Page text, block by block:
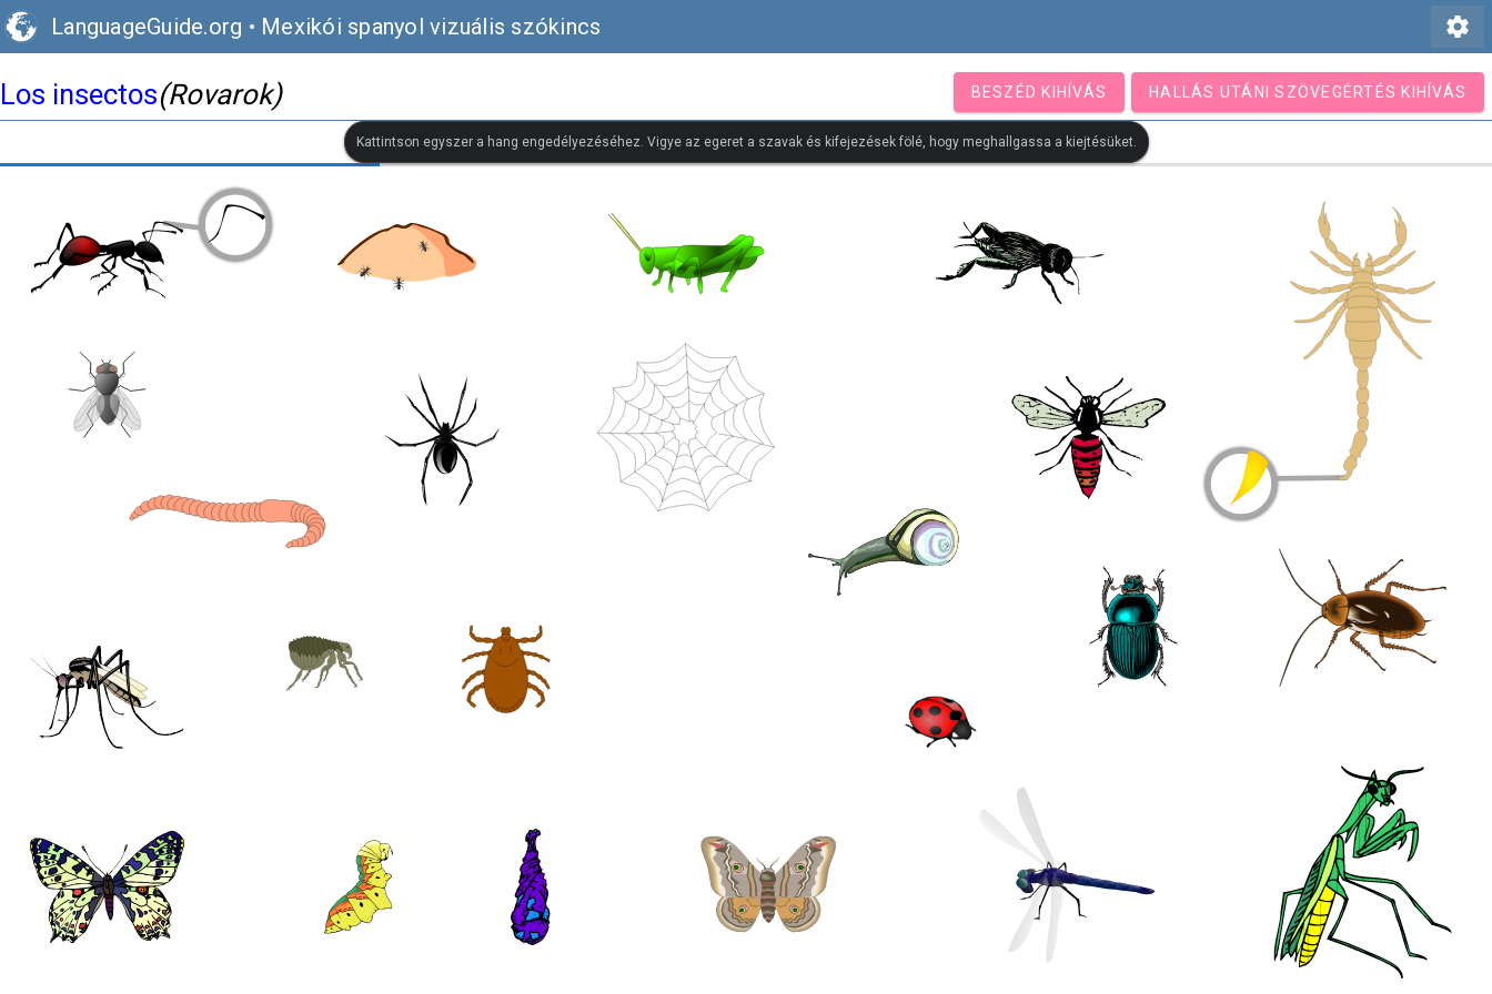
LanguageGuide.org • Mexikói spanyol vizuális szókincs settings
Los insectos(Rovarok) BESZÉD KIHÍVÁS HALLÁS UTÁNI SZÖVEGÉRTÉS KIHÍVÁS
Kattintson egyszer a hang engedélyezéséhez. Vigye az egeret a szavak és kifejezések fölé, hogy meghallgassa a kiejtésüket.